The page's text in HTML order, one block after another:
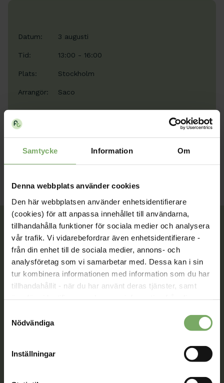
Samtycke Information Om
Denna webbplats använder cookies
Den här webbplatsen använder enhetsidentifierare
(cookies) för att anpassa innehållet till användarna,
tillhandahålla funktioner för sociala medier och analysera
vår trafik. Vi vidarebefordrar även enhetsidentifierare -
från din enhet till de sociala medier, annons- och
analysföretag som vi samarbetar med. Dessa kan i sin
tur kombinera informationen med information som du har
tillhandahållit - när du har använt deras tjänster, samt
området. Du godkänner våra cookies vid fortsatt
Nödvändiga
Inställningar
Datum: 3 augusti
Tid: 13:00 - 16:00
Plats: Stockholm
Arrangör: Saco
Läs mer
Tillsammans rör vi oss framåt. Du är en viktig del
av vår rörelse.
Bli medlem
Välkommen att kontakta oss. Här hittar du kontaktvägar
till oss utifrån din roll och ditt ärende. Du som är